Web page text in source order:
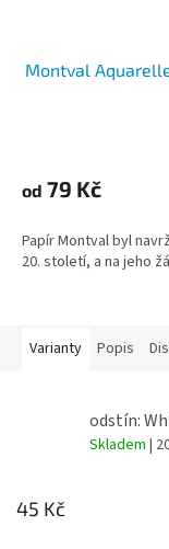
Montval
od 79 Kč
Papír Montval byl
20. století, a na jeho
Varianty Popis
odstín:
Skladem |
45 Kč